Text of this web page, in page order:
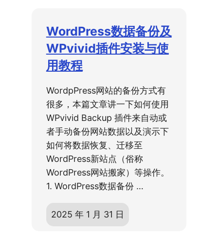
WordPress数据备份及
WPvivid插件安装与使
用教程
WordpPress网站的备份方式有
很多，本篇文章讲一下如何使用
WPvivid Backup 插件来自动或
者手动备份网站数据以及演示下
如何将数据恢复、迁移至
WordPress新站点（俗称
WordPress网站搬家）等操作。
1. WordPress数据备份 …
2025 年 1 月 31 日